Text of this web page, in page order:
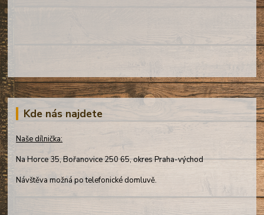
Kde nás najdete
Naše dílnička:
Na Horce 35, Bořanovice 250 65, okres Praha-východ
Návštěva možná po telefonické domluvě.